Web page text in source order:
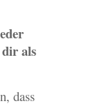
als
dass